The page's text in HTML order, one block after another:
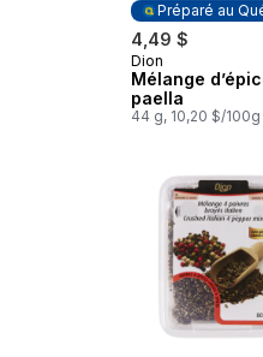
Préparé au
4,49 $
Préparé au
Dion
Mélange
paella
44 g, 10,20 $/100g